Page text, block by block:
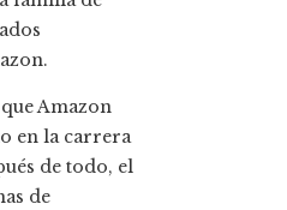
Amazon
en la carrera
de todo, el
de